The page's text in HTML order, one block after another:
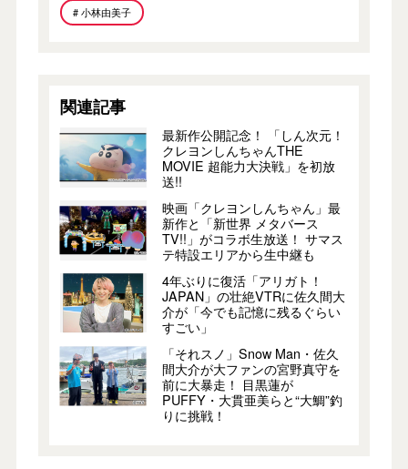
# 小林由美子
関連記事
最新作公開記念！ 「しん次元！
クレヨンしんちゃんTHE
MOVIE 超能力大決戦」を初放
送!!
映画「クレヨンしんちゃん」最
新作と「新世界 メタバース
TV!!」がコラボ生放送！ サマス
テ特設エリアから生中継も
4年ぶりに復活「アリガト！
JAPAN」の壮絶VTRに佐久間大
介が「今でも記憶に残るぐらい
すごい」
「それスノ」Snow Man・佐久
間大介が大ファンの宮野真守を
前に大暴走！ 目黒蓮が
PUFFY・大貫亜美らと“大鯛”釣
りに挑戦！